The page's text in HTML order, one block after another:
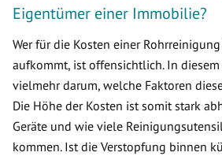
Eigentümer einer Immobilie?
Wer für die Kosten einer
aufkommt, ist offensichtlich. In diesem
vielmehr darum, welche Faktoren
Die Höhe der Kosten ist somit stark
Geräte und wie viele
kommen. Ist die Verstopfung binnen